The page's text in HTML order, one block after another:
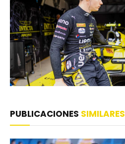
PUBLICACIONES SIMILARES